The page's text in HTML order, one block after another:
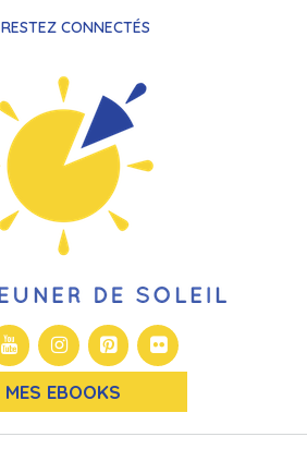
RESTEZ CONNECTÉS
MES EBOOKS